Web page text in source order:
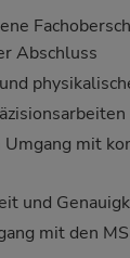
Abschluss
Umgang mit
und
mit den